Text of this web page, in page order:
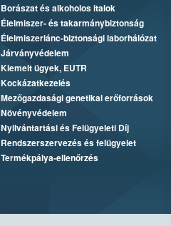
Borászat és alkoholos italok
Élelmiszer- és takarmánybiztonság
Élelmiszerlánc-biztonsági laborhálózat
Járványvédelem
Kiemelt ügyek, EUTR
Kockázatkezelés
Mezőgazdasági genetikai erőforrások
Növényvédelem
Nyilvántartási és Felügyeleti Díj
Rendszerszervezés és felügyelet
Termékpálya-ellenőrzés